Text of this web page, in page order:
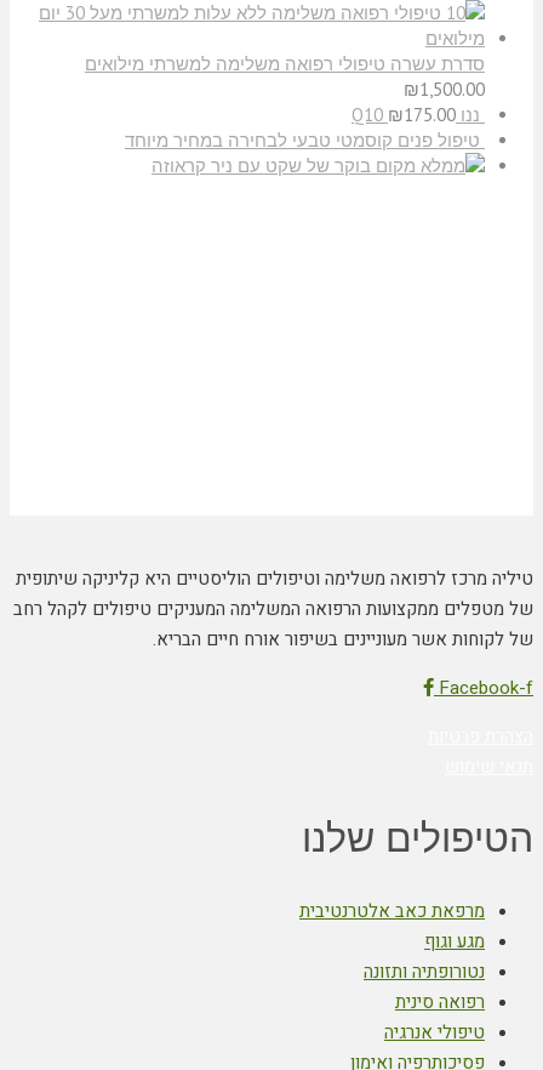
סדרת עשרה טיפולי רפואה משלימה למשרתי מילואים
₪1,500.00
ננו Q10
₪175.00
טיפול פנים קוסמטי טבעי לבחירה במחיר מיוחד
בוקר של שקט עם ניר קראוזה
טיליה מרכז לרפואה משלימה וטיפולים הוליסטיים היא קליניקה שיתופית
של מטפלים ממקצועות הרפואה המשלימה המעניקים טיפולים לקהל רחב
של לקוחות אשר מעוניינים בשיפור אורח חיים הבריא.
Facebook-f
הטיפולים שלנו
מרפאת כאב אלטרנטיבית
מגע וגוף
נטורופתיה ותזונה
רפואה סינית
טיפולי אנרגיה
פסיכותרפיה ואימון